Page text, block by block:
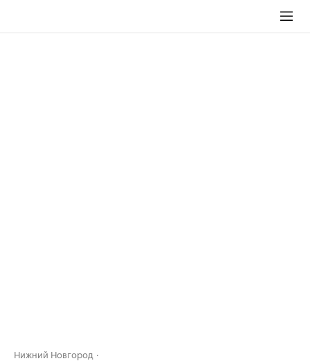
Нижний Новгород